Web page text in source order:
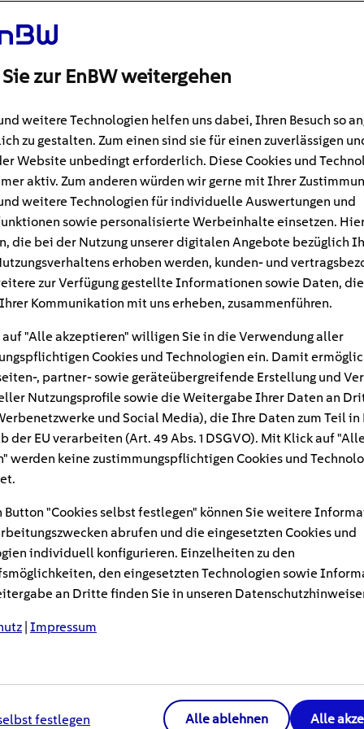
#Laden
E-Auto laden –
wir das gewohnt: Sie müssen sich nur
und können sich sicher sein, dass der
ist einfach, aber das E-Auto laden ist
das Aufladen eines E-Autos ist und was es mit
auf sich hat.
Ladestation?
AC-Ladestation?
zur EnBW weitergehen
weitere Technologien helfen uns dabei, Ihren Besuch so
zu gestalten. Zum einen sind sie für einen zuverlässigen
Website unbedingt erforderlich. Diese Cookies und
aktiv. Zum anderen würden wir gerne mit Ihrer
weitere Technologien für individuelle Auswertungen und
sowie personalisierte Werbeinhalte einsetzen.
die bei der Nutzung unserer digitalen Angebote bezüglich
erhoben werden, kunden- und
zur Verfügung gestellte Informationen sowie Daten,
Kommunikation mit uns erheben, zusammenführen.
"Alle akzeptieren" willigen Sie in die Verwendung aller
Cookies und Technologien ein. Damit
, partner- sowie geräteübergreifende Erstellung und
Nutzungsprofile sowie die Weitergabe Ihrer Daten an
und Social Media), die Ihre Daten zum Teil in
der EU verarbeiten (Art. 49 Abs. 1 DSGVO). Mit Klick auf
werden keine zustimmungspflichtigen Cookies und
Button "Cookies selbst festlegen" können Sie weitere
abrufen und die eingesetzten Cookies und
individuell konfigurieren. Einzelheiten zu den
den eingesetzten Technologien sowie
an Dritte finden Sie in unseren
| Impressum
festlegen Alle ablehnen Alle